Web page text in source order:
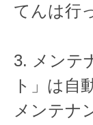
てんは行
3. メンテ
ト」は自
メンテナ